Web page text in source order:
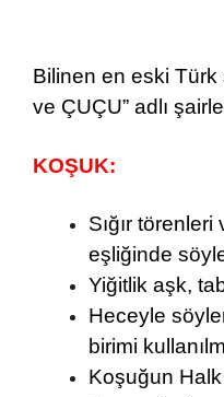
Bilinen en eski Türk
ve ÇUÇU” adlı
KOŞUK:
Sığır
eşliğinde
Yiğitlik aşk,
Heceyle
birimi
Koşuğun Halk